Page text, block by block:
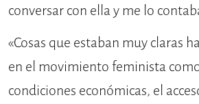
conversar con ella y me lo
«Cosas que estaban muy claras
en el movimiento feminista
condiciones económicas, el